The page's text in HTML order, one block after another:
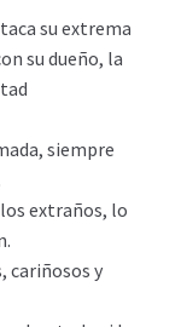
su extrema
su dueño, la
siempre
extraños, lo
cariñosos y